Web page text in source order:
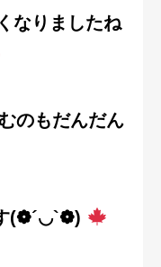
なりましたね
のもだんだん
(❁´◡`❁)